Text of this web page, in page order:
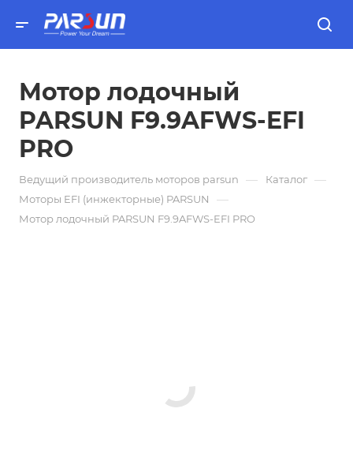
Мотор лодочный
PARSUN F9.9AFWS-EFI
PRO
Ведущий производитель моторов parsun — Каталог —
Моторы EFI (инжекторные) PARSUN —
Мотор лодочный PARSUN F9.9AFWS-EFI PRO